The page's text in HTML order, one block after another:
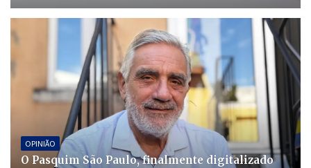
OPINIÃO
O Pasquim São Paulo, finalmente digitalizado